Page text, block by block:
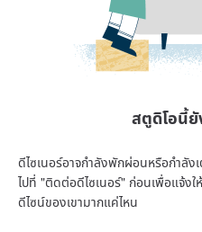
สตูดิโอนี้
ดีไซเนอร์อาจกำลังพักผ่อนหรือกำลั
ไปที่ "ติดต่อดีไซเนอร์" ก่อนเพื่อแจ้ง
ดีไซน์ของเขามากแค่ไหน